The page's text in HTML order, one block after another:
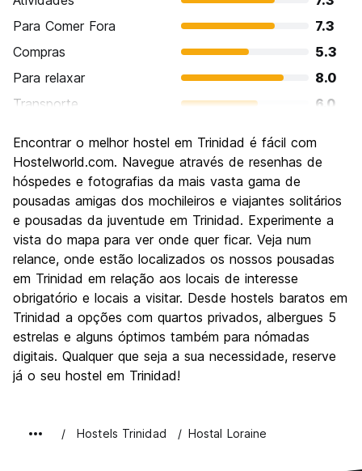
Para Comer Fora
7.3
Compras
5.3
Para relaxar
8.0
Transporte
6.0
Cultura
8.0
Festas / vida noturna
Custo-beneficio
8.0
Encontrar o melhor hostel em Trinidad é fácil com
Hostelworld.com. Navegue através de resenhas de
hóspedes e fotografias da mais vasta gama de
pousadas amigas dos mochileiros e viajantes solitários
e pousadas da juventude em Trinidad. Experimente a
vista do mapa para ver onde quer ficar. Veja num
relance, onde estão localizados os nossos pousadas
em Trinidad em relação aos locais de interesse
obrigatório e locais a visitar. Desde hostels baratos em
Trinidad a opções com quartos privados, albergues 5
estrelas e alguns óptimos também para nómadas
digitais. Qualquer que seja a sua necessidade, reserve
já o seu hostel em Trinidad!
Hostels Trinidad Hostal Loraine